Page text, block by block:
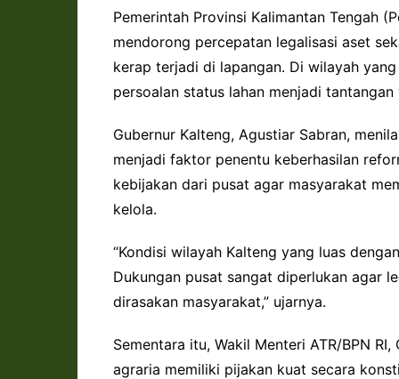
Pemerintah Provinsi Kalimantan Tengah
mendorong percepatan legalisasi aset
kerap terjadi di lapangan. Di wilayah
persoalan status lahan menjadi
Gubernur Kalteng, Agustiar Sabran,
menjadi faktor penentu keberhasilan
kebijakan dari pusat agar masyarakat
kelola.
“Kondisi wilayah Kalteng yang luas
Dukungan pusat sangat diperlukan agar
dirasakan masyarakat,” ujarnya.
Sementara itu, Wakil Menteri ATR/BPN
agraria memiliki pijakan kuat secara